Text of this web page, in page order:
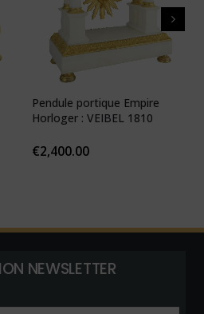
Pendule portique Empire
Horloger : VEIBEL 1810
€2,400.00
NEWSLETTER